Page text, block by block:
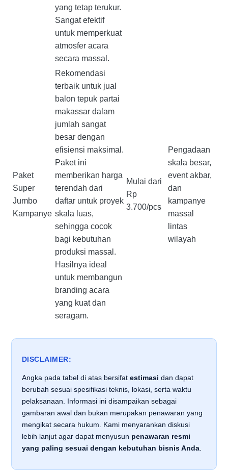
yang tetap terukur.
Sangat efektif
untuk memperkuat
atmosfer acara
secara massal.
Paket
Super
Jumbo
Kampanye
Rekomendasi
terbaik untuk jual
balon tepuk partai
makassar dalam
jumlah sangat
besar dengan
efisiensi maksimal.
Paket ini
memberikan harga
terendah dari
daftar untuk proyek
skala luas,
sehingga cocok
bagi kebutuhan
produksi massal.
Hasilnya ideal
untuk membangun
branding acara
yang kuat dan
seragam.
Mulai dari
Rp
3.700/pcs
Pengadaan
skala besar,
event akbar,
dan
kampanye
massal
lintas
wilayah
DISCLAIMER:
Angka pada tabel di atas bersifat estimasi dan dapat
berubah sesuai spesifikasi teknis, lokasi, serta waktu
pelaksanaan. Informasi ini disampaikan sebagai
gambaran awal dan bukan merupakan penawaran yang
mengikat secara hukum. Kami menyarankan diskusi
lebih lanjut agar dapat menyusun penawaran resmi
yang paling sesuai dengan kebutuhan bisnis Anda.